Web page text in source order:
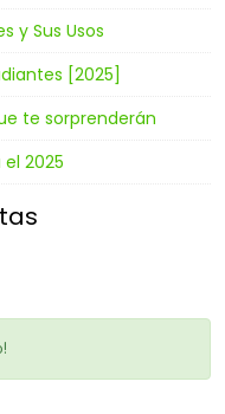
y Sus Usos
[2025]
te sorprenderán
2025